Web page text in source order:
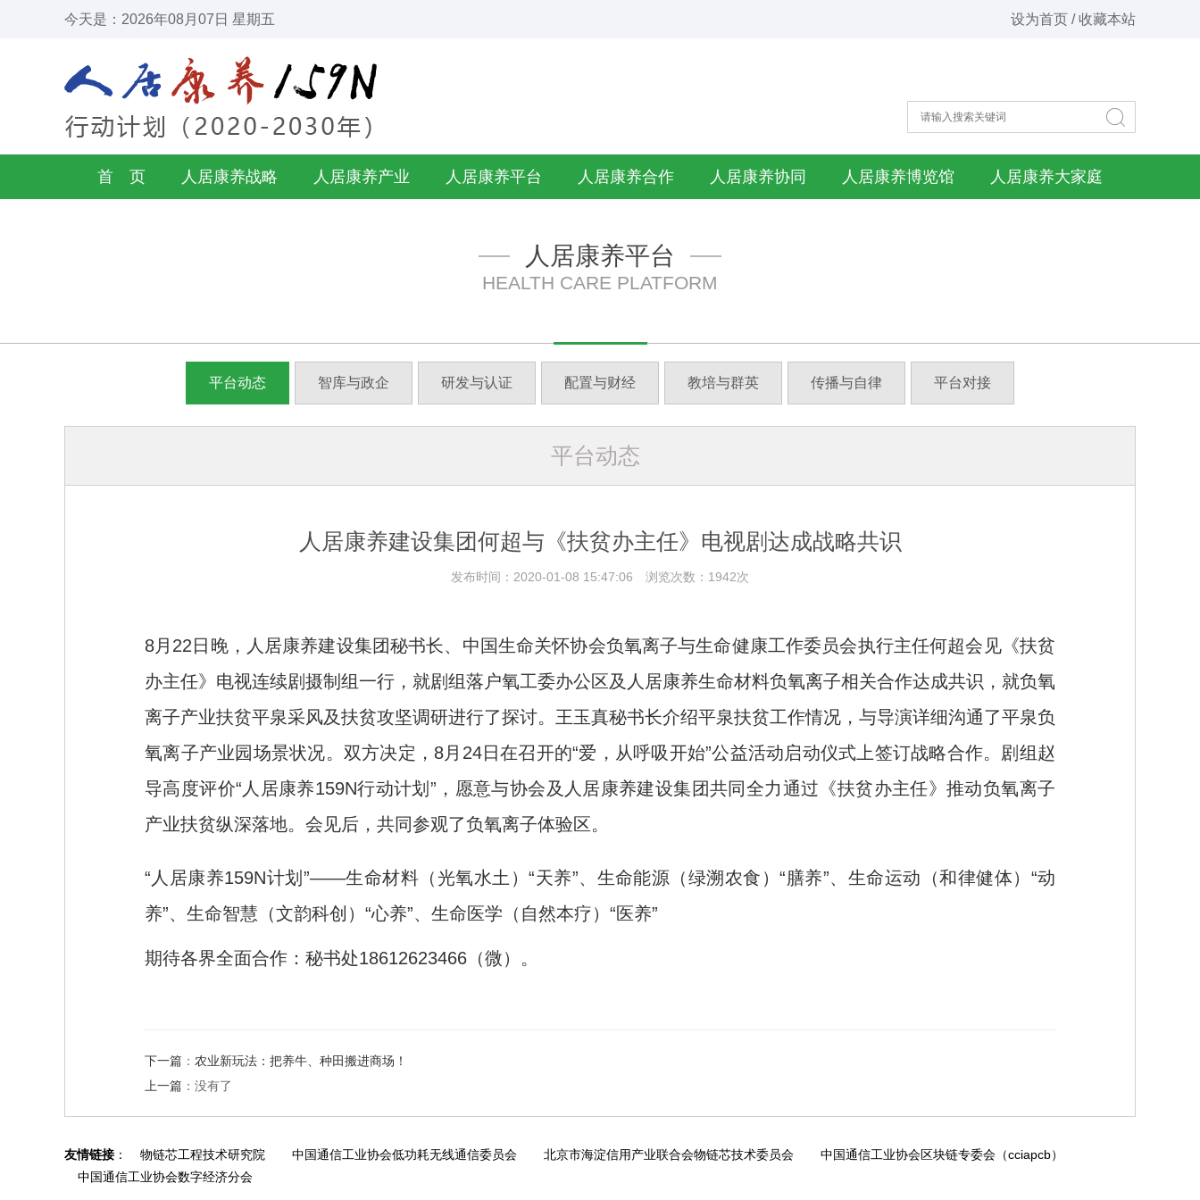
今天是：2026年08月07日 星期五 设为首页 / 收藏本站
首 页 人居康养战略 人居康养产业 人居康养平台 人居康养合作 人居康养协同 人居康养博览馆 人居康养大家庭
人居康养平台
HEALTH CARE PLATFORM
平台动态 智库与政企 研发与认证 配置与财经 教培与群英 传播与自律 平台对接
平台动态
人居康养建设集团何超与《扶贫办主任》电视剧达成战略共识
发布时间：2020-01-08 15:47:06 浏览次数：1942次
8月22日晚，人居康养建设集团秘书长、中国生命关怀协会负氧离子与生命健康工作委员会执行主任何超会见《扶贫
办主任》电视连续剧摄制组一行，就剧组落户氧工委办公区及人居康养生命材料负氧离子相关合作达成共识，就负氧
离子产业扶贫平泉采风及扶贫攻坚调研进行了探讨。王玉真秘书长介绍平泉扶贫工作情况，与导演详细沟通了平泉负
氧离子产业园场景状况。双方决定，8月24日在召开的“爱，从呼吸开始”公益活动启动仪式上签订战略合作。剧组赵
导高度评价“人居康养159N行动计划”，愿意与协会及人居康养建设集团共同全力通过《扶贫办主任》推动负氧离子
产业扶贫纵深落地。会见后，共同参观了负氧离子体验区。
“人居康养159N计划”——生命材料（光氧水土）“天养”、生命能源（绿溯农食）“膳养”、生命运动（和律健体）“动
养”、生命智慧（文韵科创）“心养”、生命医学（自然本疗）“医养”
期待各界全面合作：秘书处18612623466（微）。
下一篇 ： 农业新玩法：把养牛、种田搬进商场！
上一篇 ：没有了
友情链接 ： 物链芯工程技术研究院 中国通信工业协会低功耗无线通信委员会 北京市海淀信用产业联合会物链芯技术委员会
中国通信工业协会区块链专委会（cciapcb）
中国通信工业协会数字经济分会